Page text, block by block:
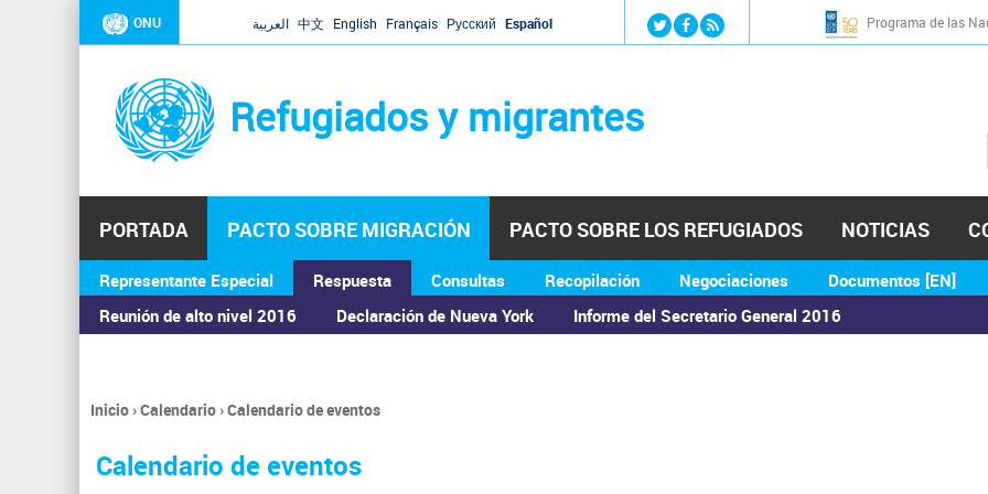
Jump to navigation
ONU العربية 中文 English Français Русский Español Programa de las
Refugiados y migrantes
PORTADA PACTO SOBRE MIGRACIÓN
Representante Especial
Respuesta
Reunión de alto nivel 2016
Declaración de Nueva York Informe del Secretario General 2016
Consultas Recopilación Negociaciones Documentos [EN]
PACTO SOBRE LOS REFUGIADOS NOTICIAS
ASAMBLEA GENERAL
Se
encuentra
usted
Inicio›Calendario›Calendario de eventos
Calendario de eventos